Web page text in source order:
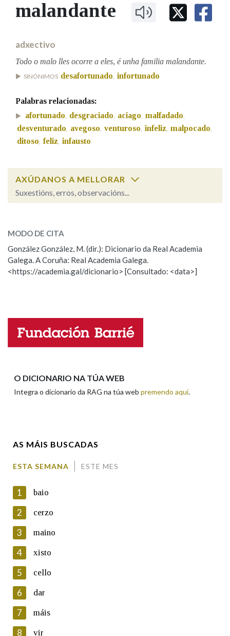
IDENTIDADE CORPORATIVA
MARCIAL DEL ADALID
FIGURAS HOMENAXEADAS
PRIMAVERA DAS LETRAS
PORTAL DAS PALABRAS
Facebook
TwitterYoutubeInstagram
Bluesky
BUSCAR NOS LEMAS
Remata por
Contén
Nas definicións
Na fraseoloxía
Marcas gramaticais
malandante
adxectivo
Todo o malo lles ocorre a eles, é unha familia malandante.
SINÓNIMOS desafortunado, infortunado
Palabras relacionadas:
afortunado, desgraciado, aciago, malfadado,
desventurado, avegoso, venturoso, infeliz, malpocado,
ditoso, feliz, infausto
AXÚDANOS A MELLORAR
Suxestións, erros, observacións...
ESCOLLE UNHA OPCIÓN:
Observación Hai un erro na palabra
Propoño mellorar a definición
Nome
En cumprimento da normativa vixente en materia de
Protección de Datos de Carácter Persoal, a Real Academia
Galega informa a aqueles usuarios que faciliten o seu correo
electrónico, así como calquera outra información de carácter
persoal, que estes datos serán obxecto de tratamento
automatizado de carácter confidencial e incorporados aos seus
ficheiros informáticos. Así mesmo, os usuarios poderán exercer o
seu dereito de acceso, rectificación, oposición e cancelación dos
seus datos poñéndose en contacto connosco.
MODO DE CITA
González González, M. (dir.): Dicionario da Real Academia
Galega. A Coruña: Real Academia Galega.
<https://academia.gal/dicionario> [Consultado: <data>]
O DICIONARIO NA TÚA WEB
Integra o dicionario da RAG na túa web premendo aquí.
AS MÁIS BUSCADAS
ESTA SEMANA ESTE MES
1 baio
2 cerzo
3 maino
4 xisto
5 cello
6 dar
7 máis
8 vir